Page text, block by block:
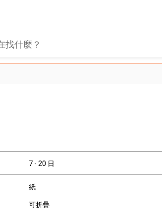
7 - 20 日
紙
可折疊